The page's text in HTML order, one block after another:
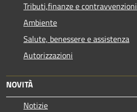
Tributi,finanze e contravvenzioni
Ambiente
Salute, benessere e assistenza
Autorizzazioni
NOVITÀ
Notizie